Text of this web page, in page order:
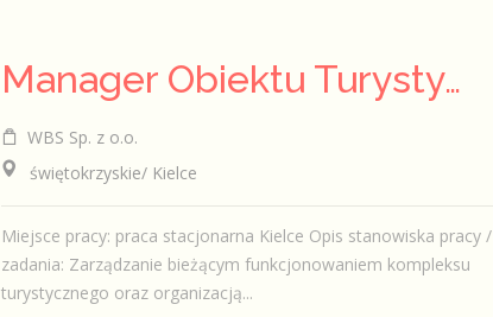
Manager Obiektu Turystycznego (k/m/n)
WBS Sp. z o.o.
świętokrzyskie/ Kielce
Miejsce pracy: praca stacjonarna Kielce Opis stanowiska pracy /
zadania: Zarządzanie bieżącym funkcjonowaniem kompleksu
turystycznego oraz organizacją...